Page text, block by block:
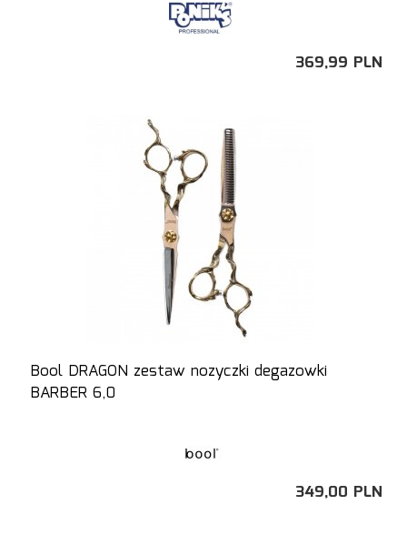
369,99 PLN
Bool DRAGON zestaw nozyczki degazowki
BARBER 6,0
349,00 PLN